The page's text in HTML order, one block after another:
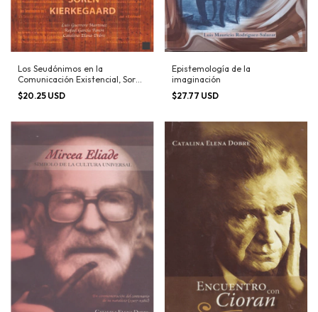
Los Seudónimos en la
Comunicación Existencial, Soren
Kierkegaard
$20.25 USD
Epistemología de la
imaginación
$27.77 USD